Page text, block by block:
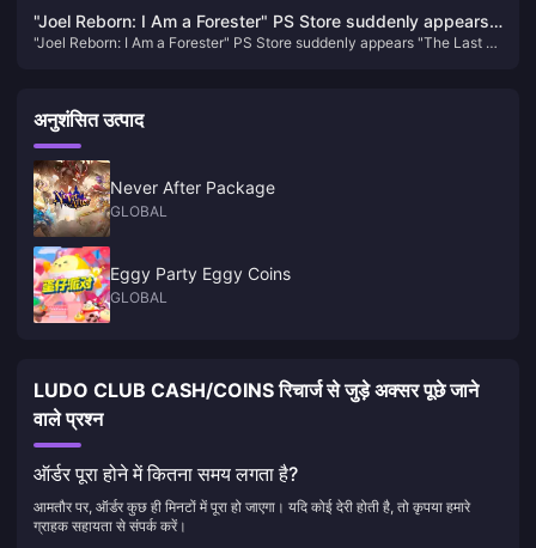
"Joel Reborn: I Am a Forester" PS Store suddenly appears
"The Last of Us" copycat game
"Joel Reborn: I Am a Forester" PS Store suddenly appears "The Last of
अनुशंसित उत्पाद
Never After Package
GLOBAL
Eggy Party Eggy Coins
GLOBAL
LUDO CLUB CASH/COINS रिचार्ज से जुड़े अक्सर पूछे जाने
वाले प्रश्न
ऑर्डर पूरा होने में कितना समय लगता है?
आमतौर पर, ऑर्डर कुछ ही मिनटों में पूरा हो जाएगा। यदि कोई देरी होती है, तो कृपया हमारे
ग्राहक सहायता से संपर्क करें।